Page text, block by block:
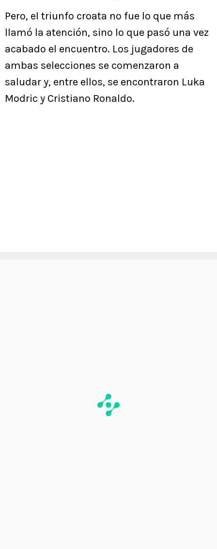
Pero, el triunfo croata no fue lo que más
llamó la atención, sino lo que pasó una vez
acabado el encuentro. Los jugadores de
ambas selecciones se comenzaron a
saludar y, entre ellos, se encontraron Luka
Modric y Cristiano Ronaldo.